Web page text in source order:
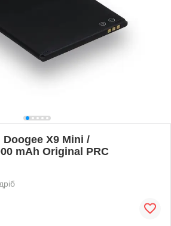
X9 Mini /
mAh Original PRC